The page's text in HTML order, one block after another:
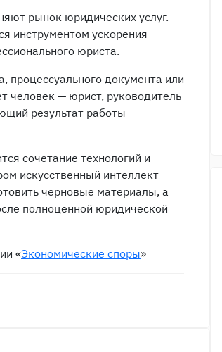
рынок юридических услуг.
инструментом ускорения
юриста.
процессуального документа или
человек — юрист, руководитель
результат работы
сочетание технологий и
искусственный интеллект
черновые материалы, а
полноценной юридической
«Экономические споры»